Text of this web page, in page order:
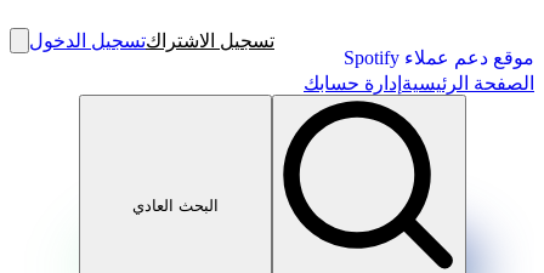
موقع دعم عملاء Spotify
تسجيل الاشتراكتسجيل الدخول
الصفحة الرئيسية إدارة حسابك
البحث العادي